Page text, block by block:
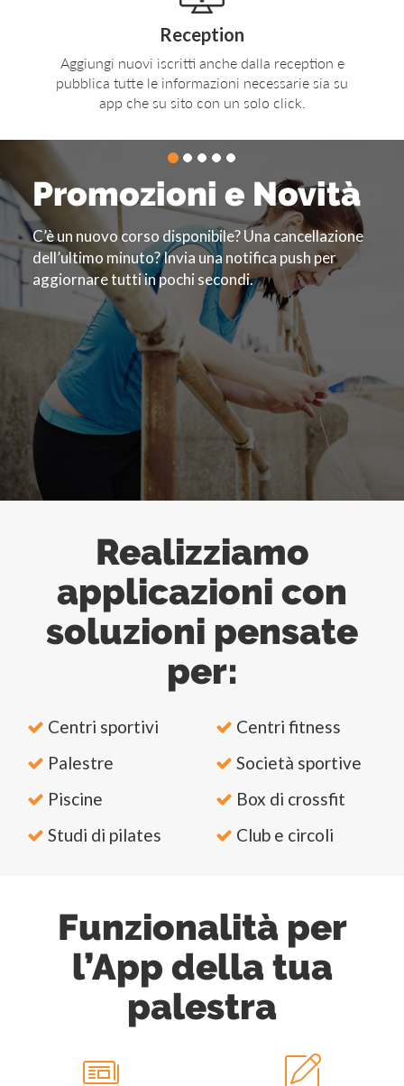
Reception
Aggiungi nuovi iscritti anche dalla reception e
pubblica tutte le informazioni necessarie sia su
app che su sito con un solo click.
Promozioni e Novità
C’è un nuovo corso disponibile? Una cancellazione
dell’ultimo minuto? Invia una notifica push per
aggiornare tutti in pochi secondi.
Realizziamo
applicazioni con
soluzioni pensate
per:
Centri sportivi
Centri fitness
Palestre
Società sportive
Piscine
Box di crossfit
Studi di pilates
Club e circoli
Funzionalità per
l’App della tua
palestra